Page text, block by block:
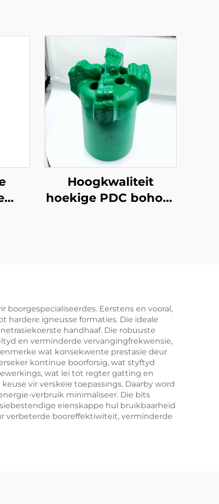
Hoogkwaliteit
hoekige PDC bohore
Eerstens en vooral,
hardere igneusse formaties. Die ideale
handhaaf. Die robuuste
en verminderde vervangingfrekwensie,
wat konsekwente prestasie deur
kontinue boorforsig, wat styftyd
wat lei tot regter gatting en
vir verskeie toepassings. Daarby word
verbruik minimaliseer. Die bits
eienskappe hul bruikbaarheid
verbeterde booreffektiwiteit, verminderde